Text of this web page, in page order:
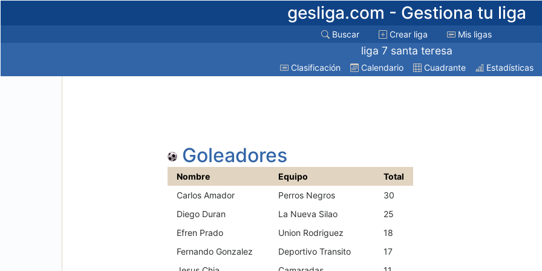
gesliga.com - Gestiona tu liga
Buscar Crear liga Mis ligas
liga 7 santa teresa
Clasificación Calendario Cuadrante Estadísticas
Goleadores
Nombre Equipo
Total
Carlos Amador
Perros Negros
30
Diego Duran
La Nueva Silao
25
Efren Prado
Union Rodriguez
18
Fernando Gonzalez
Deportivo Transito
17